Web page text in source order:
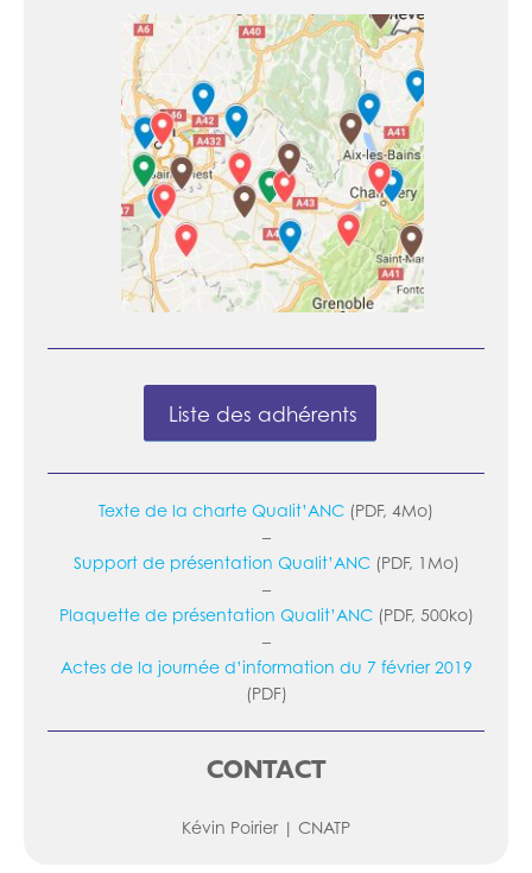
Liste des adhérents
Texte de la charte Qualit’ANC (PDF, 4Mo)
–
Support de présentation Qualit’ANC (PDF, 1Mo)
–
Plaquette de présentation Qualit’ANC (PDF, 500ko)
–
Actes de la journée d’information du 7 février 2019
(PDF)
CONTACT
Kévin Poirier | CNATP